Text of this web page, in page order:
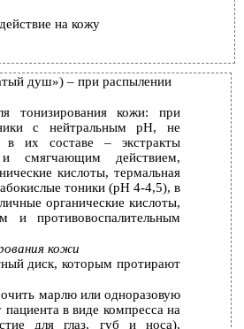
на кожу
душ») – при распылении
тонизирования кожи: при
с нейтральным рН, не
в их составе – экстракты
смягчающим действием,
кислоты, термальная
тоники (рН 4-4,5), в
органические кислоты,
и противовоспалительным
кожи
диск, которым протирают
марлю или одноразовую
в виде компресса на
для глаз, губ и носа),